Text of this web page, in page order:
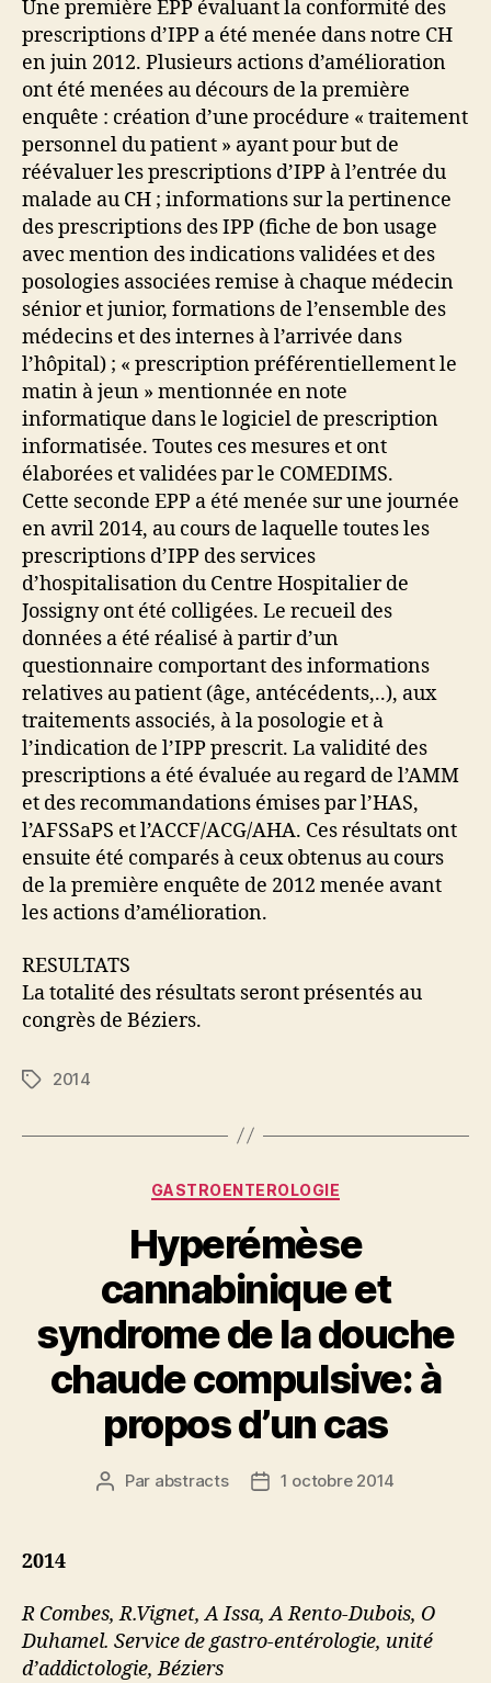
Une première EPP évaluant la conformité des
prescriptions d’IPP a été menée dans notre CH
en juin 2012. Plusieurs actions d’amélioration
ont été menées au décours de la première
enquête : création d’une procédure « traitement
personnel du patient » ayant pour but de
réévaluer les prescriptions d’IPP à l’entrée du
malade au CH ; informations sur la pertinence
des prescriptions des IPP (fiche de bon usage
avec mention des indications validées et des
posologies associées remise à chaque médecin
sénior et junior, formations de l’ensemble des
médecins et des internes à l’arrivée dans
l’hôpital) ; « prescription préférentiellement le
matin à jeun » mentionnée en note
informatique dans le logiciel de prescription
informatisée. Toutes ces mesures et ont
élaborées et validées par le COMEDIMS.
Cette seconde EPP a été menée sur une journée
en avril 2014, au cours de laquelle toutes les
prescriptions d’IPP des services
d’hospitalisation du Centre Hospitalier de
Jossigny ont été colligées. Le recueil des
données a été réalisé à partir d’un
questionnaire comportant des informations
relatives au patient (âge, antécédents,..), aux
traitements associés, à la posologie et à
l’indication de l’IPP prescrit. La validité des
prescriptions a été évaluée au regard de l’AMM
et des recommandations émises par l’HAS,
l’AFSSaPS et l’ACCF/ACG/AHA. Ces résultats ont
ensuite été comparés à ceux obtenus au cours
de la première enquête de 2012 menée avant
les actions d’amélioration.
RESULTATS
La totalité des résultats seront présentés au
congrès de Béziers.
Étiquettes
2014
Catégories
GASTROENTEROLOGIE
Hyperémèse
cannabinique et
syndrome de la douche
chaude compulsive: à
propos d’un cas
Auteur
Par abstracts
Date1 octobre 2014
2014
R Combes, R.Vignet, A Issa, A Rento-Dubois, O
Duhamel. Service de gastro-entérologie, unité
d’addictologie, Béziers